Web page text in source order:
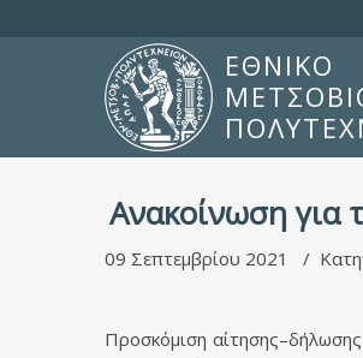
ΕΘΝΙΚΟ
Ανακοίνωση για
09 Σεπτεμβρίου 2021
Προσκόμιση